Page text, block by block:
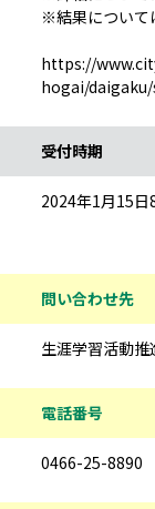
※結果について
https://
hogai/
受付時期
2024年1月15
問い合わせ先
生涯学習活動推
電話番号
0466-25-8890